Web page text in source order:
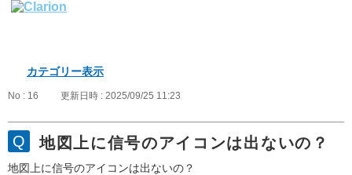
カテゴリー表示
No : 16 更新日時 : 2025/09/25 11:23
地図上に信号のアイコンは出ないの？
地図上に信号のアイコンは出ないの？